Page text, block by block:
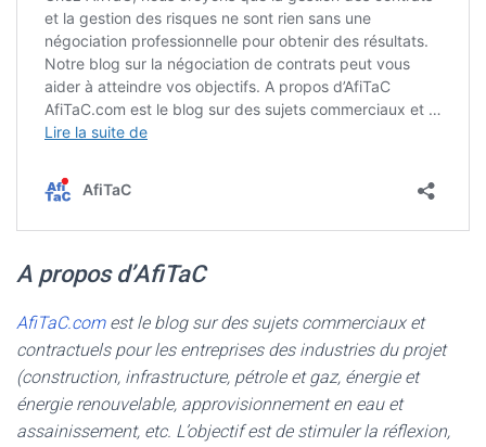
A propos d’AfiTaC
AfiTaC.comest le blog sur des sujets commerciaux et
contractuels pour les entreprises des industries du projet
(construction, infrastructure, pétrole et gaz, énergie et
énergie renouvelable, approvisionnement en eau et
assainissement, etc. L’objectif est de stimuler la réflexion,